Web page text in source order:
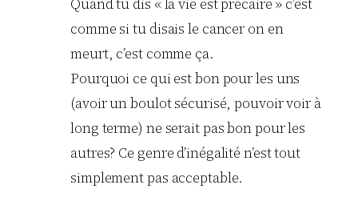
comme si tu disais le cancer on en
meurt, c’est comme ça.
Pourquoi ce qui est bon pour les uns
(avoir un boulot sécurisé, pouvoir voir à
long terme) ne serait pas bon pour les
autres? Ce genre d’inégalité n’est tout
simplement pas acceptable.